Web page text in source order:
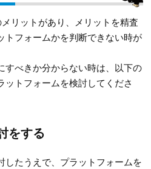
リットがあり、メリットを精査
トフォームかを判断できない時が
すべきか分からない時は、以下の
トフォームを検討してくださ
をする
したうえで、プラットフォームを